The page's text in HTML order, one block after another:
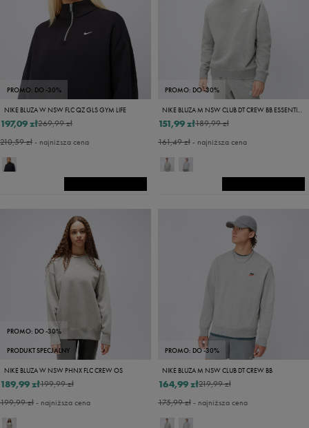
PROMO: DO -30%
NIKE BLUZA W NSW FLC QZ GLS GYM LIFE
269,99 zł
197,09 zł
210,59 zł- najniższa cena
PROMO: DO -30%
NIKE BLUZA M NSW CLUB DT CREW BB ESSENTIALS
189,99 zł
151,99 zł
161,49 zł- najniższa cena
PROMO: DO -30%
PRODUKT SPECJALNY
NIKE BLUZA W NSW PHNX FLC CREW OS
199,99 zł
189,99 zł
199,99 zł- najniższa cena
PROMO: DO -30%
NIKE BLUZA M NSW CLUB DT CREW BB
219,99 zł
164,99 zł
175,99 zł- najniższa cena